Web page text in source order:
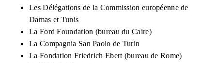
Les Délégations de la Commission européenne de
Damas et Tunis
La Ford Foundation (bureau du Caire)
La Compagnia San Paolo de Turin
La Fondation Friedrich Ebert (bureau de Rome)